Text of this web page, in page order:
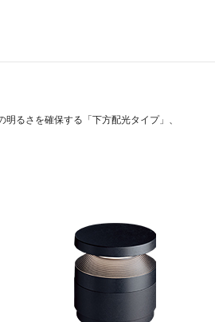
るさを確保する「下方配光タイプ」、